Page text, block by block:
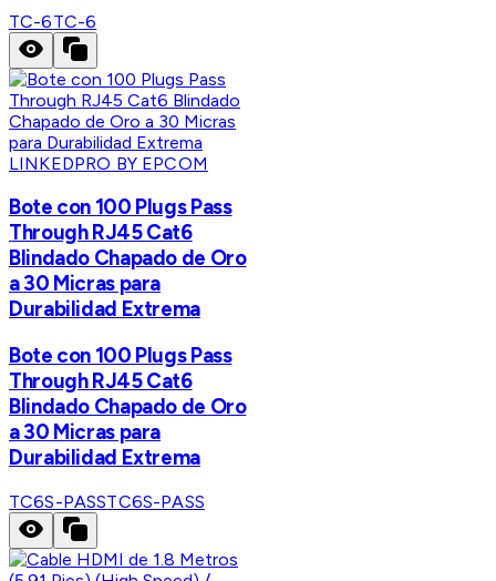
TC-6TC-6
LINKEDPRO BY EPCOM
Bote con 100 Plugs Pass
Through RJ45 Cat6
Blindado Chapado de Oro
a 30 Micras para
Durabilidad Extrema
Bote con 100 Plugs Pass
Through RJ45 Cat6
Blindado Chapado de Oro
a 30 Micras para
Durabilidad Extrema
TC6S-PASSTC6S-PASS